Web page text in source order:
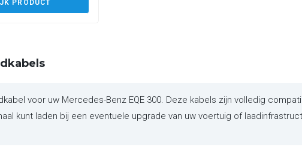
PRODUCT
voor uw Mercedes-Benz EQE 300. Deze kabels zijn volledig
kunt laden bij een eventuele upgrade van uw voertuig of